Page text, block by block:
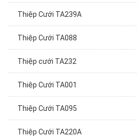
Thiệp Cưới TA239A
Thiệp Cưới TA088
Thiệp cưới TA232
Thiệp Cưới TA001
Thiệp Cưới TA095
Thiệp Cưới TA220A